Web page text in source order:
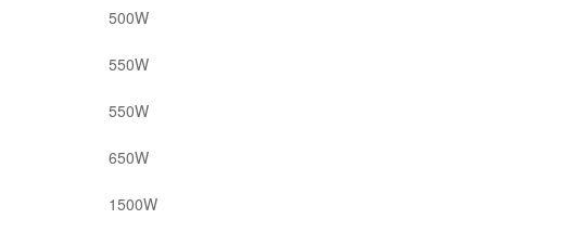
500W
550W
550W
650W
1500W